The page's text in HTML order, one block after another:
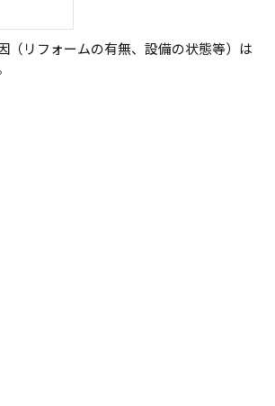
（リフォームの有無、設備の状態等）は